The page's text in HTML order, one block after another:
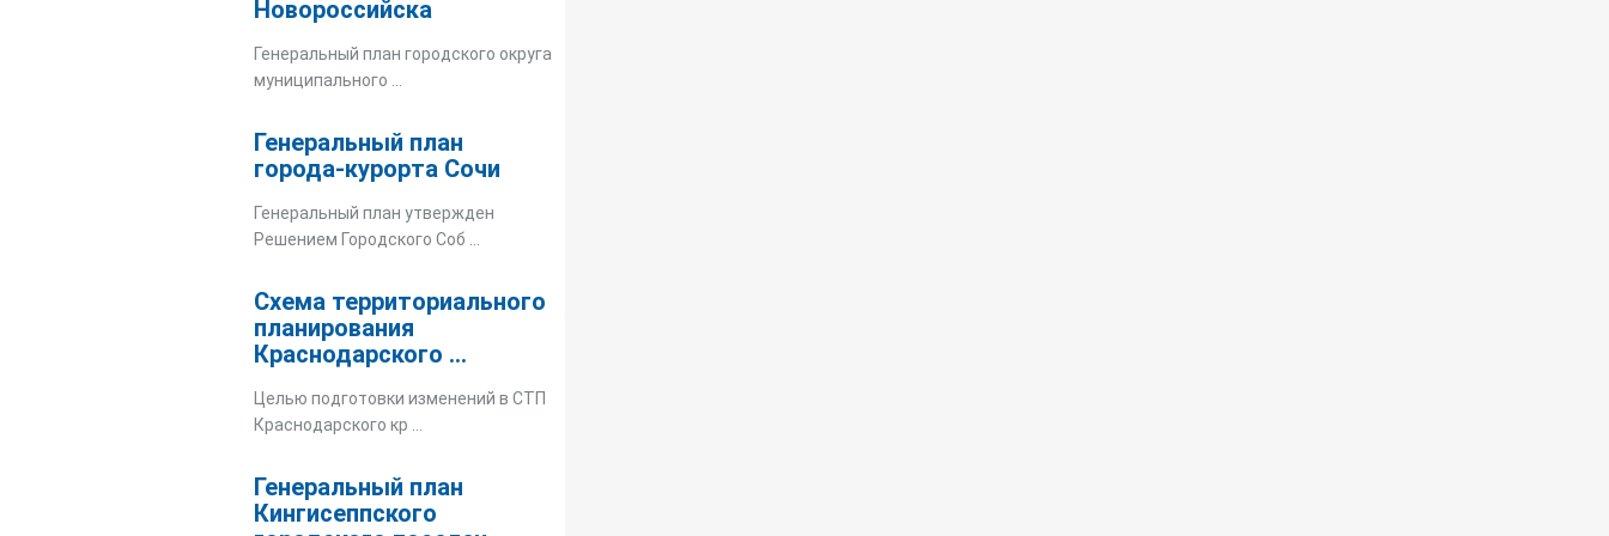
Новороссийска
Генеральный план городского округа
муниципального ...
Генеральный план
города-курорта Сочи
Генеральный план утвержден
Решением Городского Соб ...
Схема территориального
планирования
Краснодарского ...
Целью подготовки изменений в СТП
Краснодарского кр ...
Генеральный план
Кингисеппского